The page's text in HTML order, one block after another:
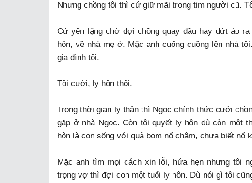
Nhưng chồng tôi thì cứ giữ mãi trong tim người cũ.
Cứ yên lặng chờ đợi chồng quay đầu hay dứt áo
hôn, về nhà mẹ ở. Mặc anh cuống cuồng lên nhà
gia đình tôi.
Tôi cười, ly hôn thôi.
Trong thời gian ly thân thì Ngọc chính thức cưới
gặp ở nhà Ngọc. Còn tôi quyết ly hôn dù còn một
hôn là con sống với quả bom nổ chậm, chưa biết nổ
Mặc anh tìm mọi cách xin lỗi, hứa hẹn nhưng tôi
trọng vợ thì đợi con một tuổi ly hôn. Dù nói gì tôi